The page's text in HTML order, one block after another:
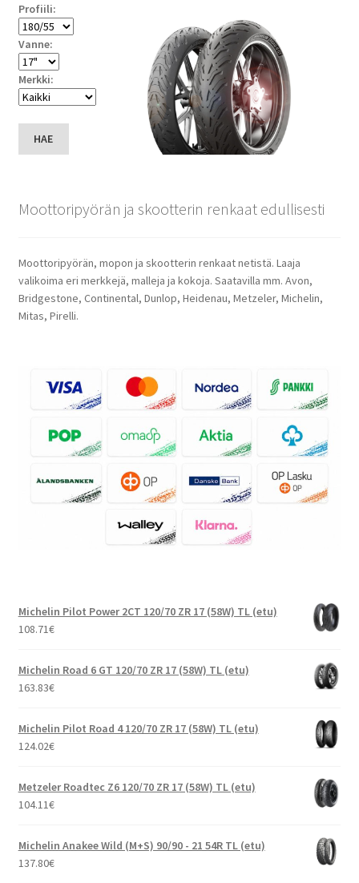
Profiili:
Vanne:
Merkki:
HAE
Moottoripyörän ja skootterin renkaat edullisesti
Moottoripyörän, mopon ja skootterin renkaat netistä. Laaja
valikoima eri merkkejä, malleja ja kokoja. Saatavilla mm. Avon,
Bridgestone, Continental, Dunlop, Heidenau, Metzeler, Michelin,
Mitas, Pirelli.
Michelin Pilot Power 2CT 120/70 ZR 17 (58W) TL (etu)
108.71€
Michelin Road 6 GT 120/70 ZR 17 (58W) TL (etu)
163.83€
Michelin Pilot Road 4 120/70 ZR 17 (58W) TL (etu)
124.02€
Metzeler Roadtec Z6 120/70 ZR 17 (58W) TL (etu)
104.11€
Michelin Anakee Wild (M+S) 90/90 - 21 54R TL (etu)
137.80€